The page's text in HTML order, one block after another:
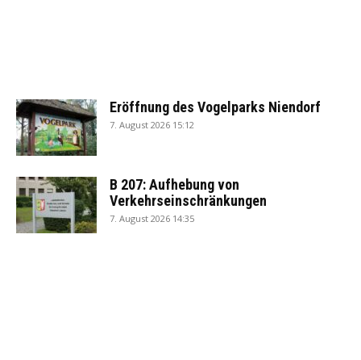
Eröffnung des Vogelparks Niendorf
7. August 2026 15:12
B 207: Aufhebung von
Verkehrseinschränkungen
7. August 2026 14:35